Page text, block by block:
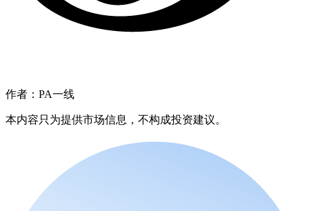
作者：PA一线
本内容只为提供市场信息，不构成投资建议。